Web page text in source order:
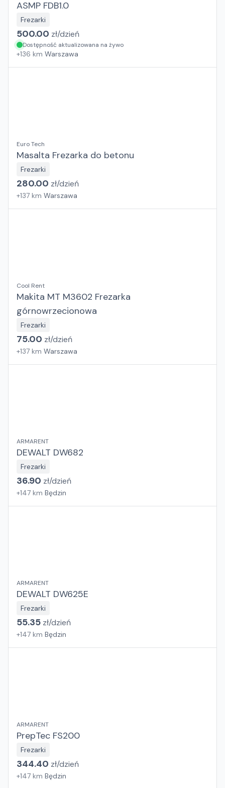
ASMP FDB1.0
Frezarki
500.00 zł/dzień
Dostępność aktualizowana na żywo
+136 km Warszawa
Euro Tech
Masalta Frezarka do betonu
Frezarki
280.00 zł/dzień
+137 km Warszawa
Cool Rent
Makita MT M3602 Frezarka
górnowrzecionowa
Frezarki
75.00 zł/dzień
+137 km Warszawa
ARMARENT
DEWALT DW682
Frezarki
36.90 zł/dzień
+147 km Będzin
ARMARENT
DEWALT DW625E
Frezarki
55.35 zł/dzień
+147 km Będzin
ARMARENT
PrepTec FS200
Frezarki
344.40 zł/dzień
+147 km Będzin